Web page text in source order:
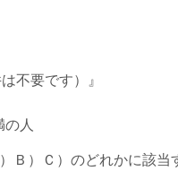
不要です）』
人
Ｂ）Ｃ）のどれかに該当